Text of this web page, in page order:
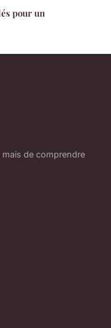
pour un
de comprendre